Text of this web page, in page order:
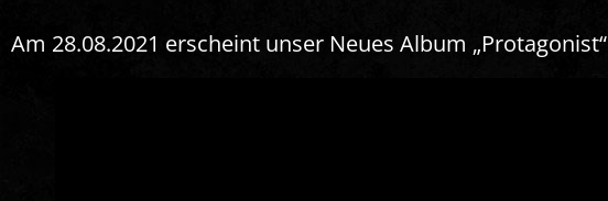
Am 28.08.2021 erscheint unser Neues Album „Protagonist“